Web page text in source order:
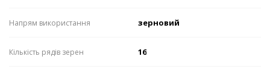
Напрям використання зерновий
Кількість рядів зерен 16